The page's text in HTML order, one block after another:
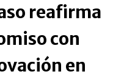
reafirma
con
en